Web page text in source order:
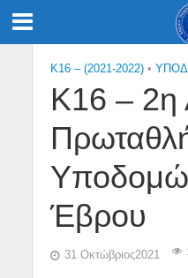
K16 – (2021-2022) •
Κ16 – 2η
Έβρου
31 Οκτώβριος2021